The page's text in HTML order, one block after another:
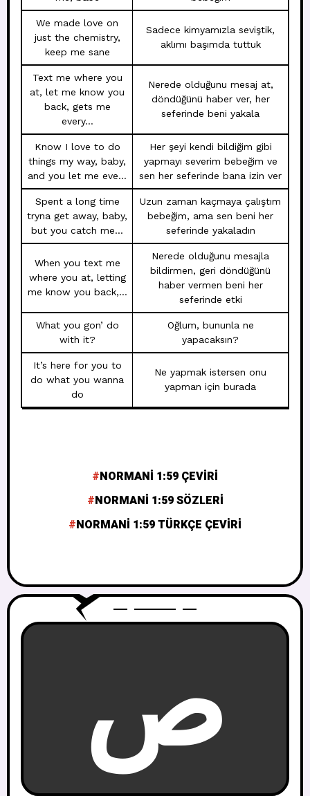
We made love on
just the chemistry,
keep me sane
Sadece kimyamızla seviştik,
aklımı başımda tuttuk
Text me where you
at, let me know you
back, gets me
every…
Nerede olduğunu mesaj at,
döndüğünü haber ver, her
seferinde beni yakala
Know I love to do
things my way, baby,
and you let me eve…
Her şeyi kendi bildiğim gibi
yapmayı severim bebeğim ve
sen her seferinde bana izin ver
Spent a long time
tryna get away, baby,
but you catch me…
Uzun zaman kaçmaya çalıştım
bebeğim, ama sen beni her
seferinde yakaladın
When you text me
where you at, letting
me know you back,…
Nerede olduğunu mesajla
bildirmen, geri döndüğünü
haber vermen beni her
seferinde etki
What you gon’ do
with it?
Oğlum, bununla ne
yapacaksın?
It’s here for you to
do what you wanna
do
Ne yapmak istersen onu
yapman için burada
NORMANI 1:59 ÇEVIRI
NORMANI 1:59 SÖZLERI
NORMANI 1:59 TÜRKÇE ÇEVIRI
ص